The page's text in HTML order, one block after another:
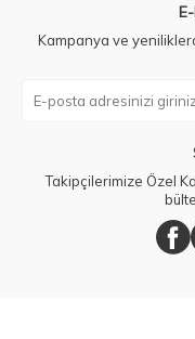
Kampanya ve
Takipçilerimize Özel